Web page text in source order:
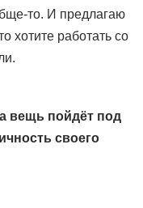
то. И предлагаю
хотите работать со
вещь пойдёт под
своего